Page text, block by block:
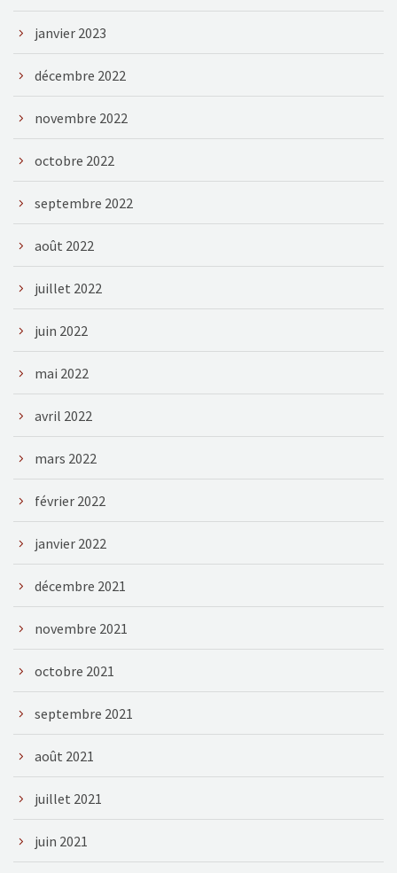
janvier 2023
décembre 2022
novembre 2022
octobre 2022
septembre 2022
août 2022
juillet 2022
juin 2022
mai 2022
avril 2022
mars 2022
février 2022
janvier 2022
décembre 2021
novembre 2021
octobre 2021
septembre 2021
août 2021
juillet 2021
juin 2021